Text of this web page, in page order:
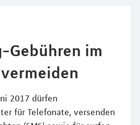
Gebühren im
2017 dürfen
für Telefonate, versenden